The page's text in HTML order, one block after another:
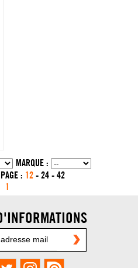
MARQUE :
: 12 - 24 - 42
1